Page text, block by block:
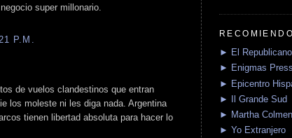
super millonario.
P.M.
de vuelos clandestinos que entran
los moleste ni les diga nada. Argentina
tienen libertad absoluta para hacer lo
► El
► Enigmas Press
► Epicentro
► Il Grande Sud
► Martha
► Yo Extranjero